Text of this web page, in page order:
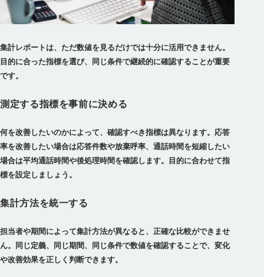
集計レポートは、ただ数値を見るだけでは十分に活用できません。
目的に合った指標を選び、同じ条件で継続的に確認することが重要
です。
測定する指標を事前に決める
何を改善したいのかによって、確認すべき指標は異なります。応答
率を改善したい場合は応答件数や放棄呼率、通話時間を短縮したい
場合は平均通話時間や後処理時間を確認します。目的に合わせて指
標を設定しましょう。
集計方法を統一する
担当者や期間によって集計方法が異なると、正確な比較ができませ
ん。同じ定義、同じ期間、同じ条件で数値を確認することで、変化
や改善効果を正しく判断できます。